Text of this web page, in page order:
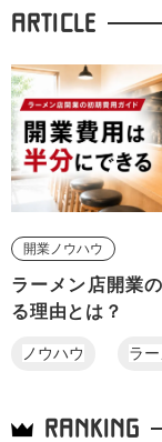
ARTICLE
開業ノウハウ
ラーメン店開業
る理由とは？
ノウハウ ラ
RANKING